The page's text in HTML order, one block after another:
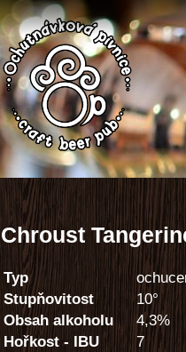
Chroust
Typ
Stupňovitost
10°
Obsah alkoholu
4,3%
Hořkost - IBU
7